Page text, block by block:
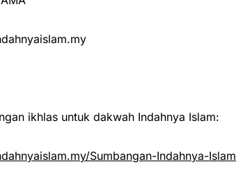
ikhlas untuk dakwah Indahnya Islam:
Sumbangan-Indahnya-Islam